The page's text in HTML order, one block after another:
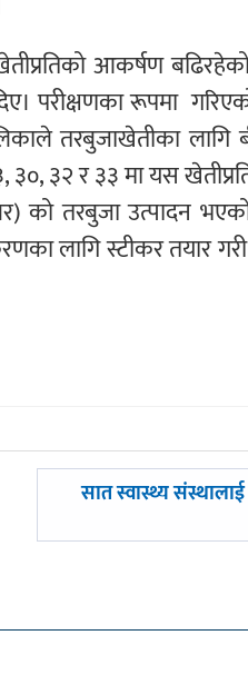
आकर्षण
परीक्षणका रूपमा
तरबुजाखेतीका
३०, ३२ र ३३ मा यस
को तरबुजा उत्पादन
लागि स्टीकर तयार
अघिल्लाे
सात स्वास्थ्य